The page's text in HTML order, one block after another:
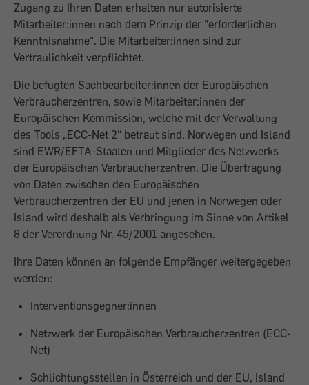
Zugang zu Ihren Daten erhalten nur autorisierte
Mitarbeiter:innen nach dem Prinzip der "erforderlichen
Kenntnisnahme". Die Mitarbeiter:innen sind zur
Vertraulichkeit verpflichtet.
Die befugten Sachbearbeiter:innen der Europäischen
Verbraucherzentren, sowie Mitarbeiter:innen der
Europäischen Kommission, welche mit der Verwaltung
des Tools „ECC-Net 2“ betraut sind. Norwegen und Island
sind EWR/EFTA-Staaten und Mitglieder des Netzwerks
der Europäischen Verbraucherzentren. Die Übertragung
von Daten zwischen den Europäischen
Verbraucherzentren der EU und jenen in Norwegen oder
Island wird deshalb als Verbringung im Sinne von Artikel
8 der Verordnung Nr. 45/2001 angesehen.
Ihre Daten können an folgende Empfänger weitergegeben
werden:
Interventionsgegner:innen
Netzwerk der Europäischen Verbraucherzentren (ECC-
Net)
Schlichtungsstellen in Österreich und der EU, Island